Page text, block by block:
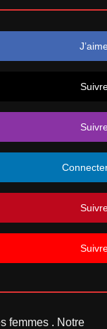
femmes . Notre